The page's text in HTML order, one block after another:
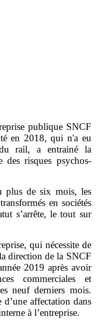
publique SNCF
en 2018, qui n'a eu
rail, a entrainé la
des risques psychos-
plus de six mois, les
en sociétés
s’arrête, le tout sur
qui nécessite de
direction de la SNCF
2019 après avoir
commerciales et
neuf derniers mois.
affectation dans
à l’entreprise.